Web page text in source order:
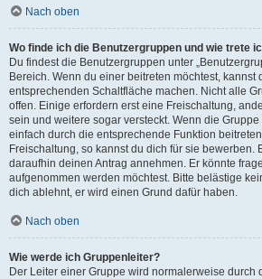
Nach oben
Wo finde ich die Benutzergruppen und wie trete
Du findest die Benutzergruppen unter
Bereich. Wenn du einer beitreten möchtest, kannst
entsprechenden Schaltfläche machen. Nicht alle
offen. Einige erfordern erst eine Freischaltung,
sein und weitere sogar versteckt. Wenn die
einfach durch die entsprechende Funktion
Freischaltung, so kannst du dich für sie bewerben.
daraufhin deinen Antrag annehmen. Er könnte
aufgenommen werden möchtest. Bitte belästige
dich ablehnt, er wird einen Grund dafür haben.
Nach oben
Wie werde ich Gruppenleiter?
Der Leiter einer Gruppe wird normalerweise durch